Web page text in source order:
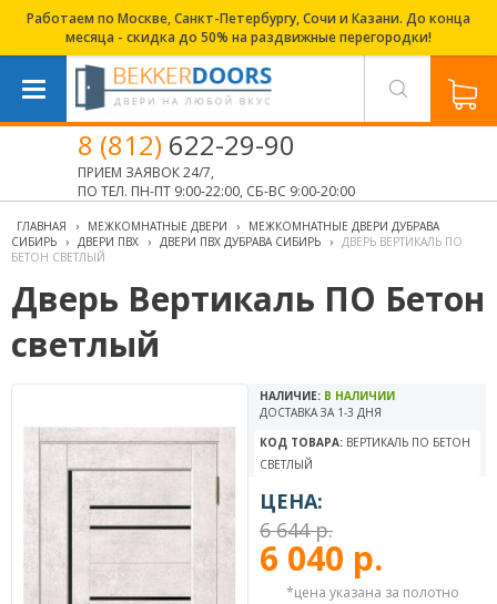
Работаем по Москве, Санкт-Петербургу, Сочи и Казани. До конца
месяца - скидка до 50% на раздвижные перегородки!
8 (812) 622-29-90
ПРИЕМ ЗАЯВОК 24/7,
ПО ТЕЛ. ПН-ПТ 9:00-22:00, СБ-ВС 9:00-20:00
ГЛАВНАЯ › МЕЖКОМНАТНЫЕ ДВЕРИ ›
МЕЖКОМНАТНЫЕ ДВЕРИ ДУБРАВА
СИБИРЬ
› ДВЕРИ ПВХ › ДВЕРИ ПВХ ДУБРАВА СИБИРЬ › ДВЕРЬ ВЕРТИКАЛЬ ПО
БЕТОН СВЕТЛЫЙ
Дверь Вертикаль ПО Бетон
светлый
НАЛИЧИЕ: В НАЛИЧИИ
ДОСТАВКА ЗА 1-3 ДНЯ
КОД ТОВАРА: ВЕРТИКАЛЬ ПО БЕТОН
СВЕТЛЫЙ
ЦЕНА:
6 644 р.
6 040 р.
*цена указана за полотно